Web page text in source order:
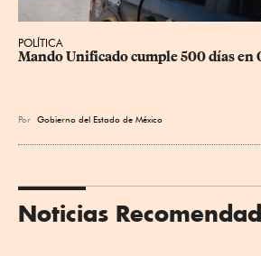
POLÍTICA
Mando Unificado cumple 500 días en
Por Gobierno del Estado de México
Noticias